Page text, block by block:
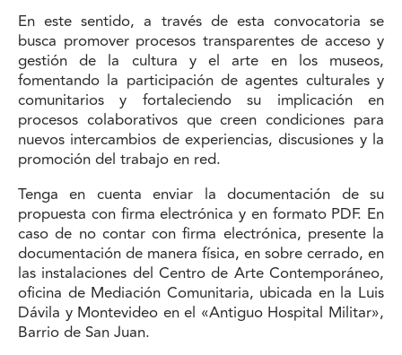
En este sentido, a través de esta convocatoria se
busca promover procesos transparentes de acceso y
gestión de la cultura y el arte en los museos,
fomentando la participación de agentes culturales y
comunitarios y fortaleciendo su implicación en
procesos colaborativos que creen condiciones para
nuevos intercambios de experiencias, discusiones y la
promoción del trabajo en red.
Tenga en cuenta enviar la documentación de su
propuesta con firma electrónica y en formato PDF. En
caso de no contar con firma electrónica, presente la
documentación de manera física, en sobre cerrado, en
las instalaciones del Centro de Arte Contemporáneo,
oficina de Mediación Comunitaria, ubicada en la Luis
Dávila y Montevideo en el «Antiguo Hospital Militar»,
Barrio de San Juan.